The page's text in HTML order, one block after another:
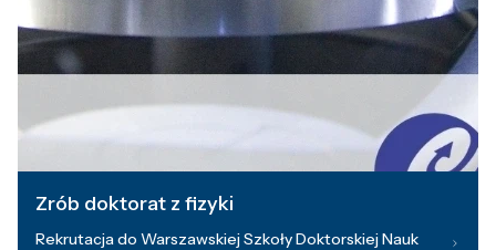
Zrób doktorat z fizyki
Rekrutacja do Warszawskiej Szkoły Doktorskiej Nauk